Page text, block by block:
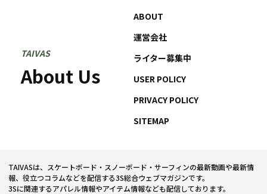
TAIVAS
About Us
ABOUT
運営会社
ライター募集中
USER POLICY
PRIVACY POLICY
SITEMAP
TAIVASは、スケートボード・スノーボード・サーフィンの最新動画や最新情
報、役立つコラムなどを配信する3S総合ウェブマガジンです。
3Sに関連するアパレル情報やアイテム情報なども配信しております。